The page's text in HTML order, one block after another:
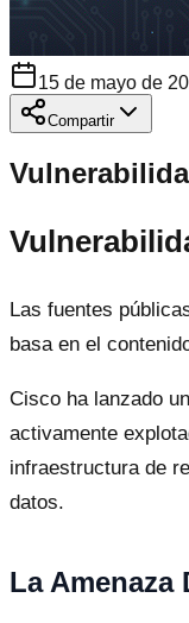
15 de mayo de
Compartir
Las fuentes
basa en el
Cisco ha lanzado
activamente
infraestructura de
datos.
La Amenaza